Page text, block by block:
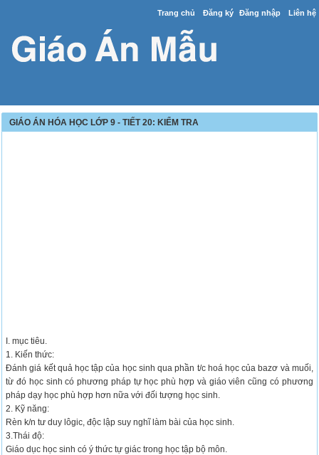
Trang chủ Đăng ký Đăng nhập Liên hệ
GIÁO ÁN HÓA HỌC LỚP 9 - TIẾT 20: KIỂM TRA
I. mục tiêu.
1. Kiến thức:
Đánh giá kết quả học tập của học sinh qua phần t/c hoá học của bazơ và muối,
từ đó học sinh có phương pháp tự học phù hợp và giáo viên cũng có phương
pháp dạy học phù hợp hơn nữa với đối tượng học sinh.
2. Kỹ năng:
Rèn k/n tư duy lôgic, độc lập suy nghĩ làm bài của học sinh.
3.Thái độ:
Giáo dục học sinh có ý thức tự giác trong học tập bộ môn.